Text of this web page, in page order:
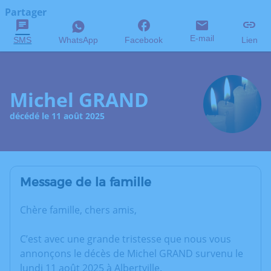
Partager
SMS WhatsApp Facebook E-mail Lien
Michel GRAND
décédé le 11 août 2025
Message de la famille
Chère famille, chers amis,
C’est avec une grande tristesse que nous vous
annonçons le décès de Michel GRAND survenu le
lundi 11 août 2025 à Albertville.